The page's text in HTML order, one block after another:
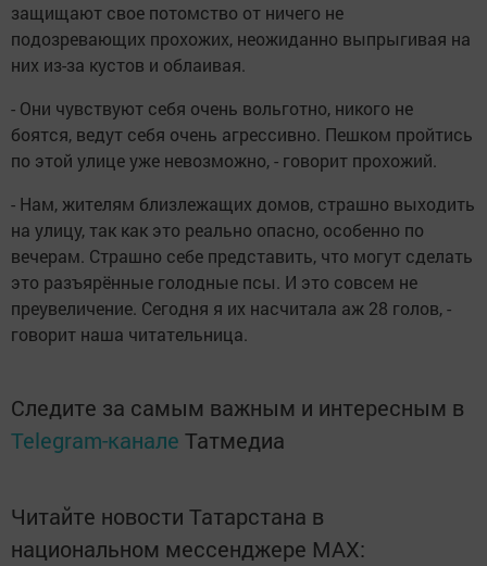
защищают свое потомство от ничего не
подозревающих прохожих, неожиданно выпрыгивая на
них из-за кустов и облаивая.
- Они чувствуют себя очень вольготно, никого не
боятся, ведут себя очень агрессивно. Пешком пройтись
по этой улице уже невозможно, - говорит прохожий.
- Нам, жителям близлежащих домов, страшно выходить
на улицу, так как это реально опасно, особенно по
вечерам. Страшно себе представить, что могут сделать
это разъярённые голодные псы. И это совсем не
преувеличение. Сегодня я их насчитала аж 28 голов, -
говорит наша читательница.
Следите за самым важным и интересным в
Telegram-канале Татмедиа
Читайте новости Татарстана в
национальном мессенджере MАХ: